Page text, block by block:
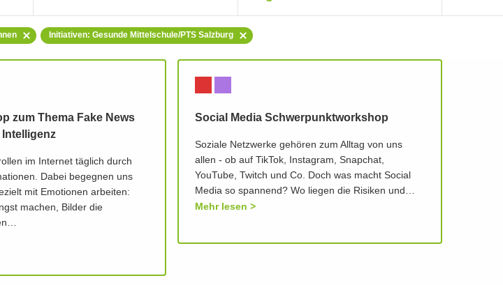
Initiativen: Gesunde Mittelschule/PTS Salzburg
zum Thema Fake News
im Internet täglich durch
Dabei begegnen uns
mit Emotionen arbeiten:
machen, Bilder die
Social Media Schwerpunktworkshop
Soziale Netzwerke gehören zum Alltag von uns
allen - ob auf TikTok, Instagram, Snapchat,
YouTube, Twitch und Co. Doch was macht Social
Media so spannend? Wo liegen die Risiken und…
Mehr lesen